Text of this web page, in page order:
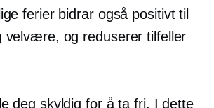
ferier bidrar også positivt til
velvære, og reduserer tilfeller
deg skyldig for å ta fri. I dette